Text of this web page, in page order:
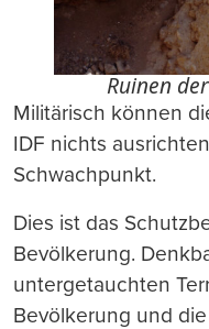
Ruinen
Militärisch können
IDF nichts
Schwachpunkt.
Dies ist das
Bevölkerung.
untergetauchten
Bevölkerung und